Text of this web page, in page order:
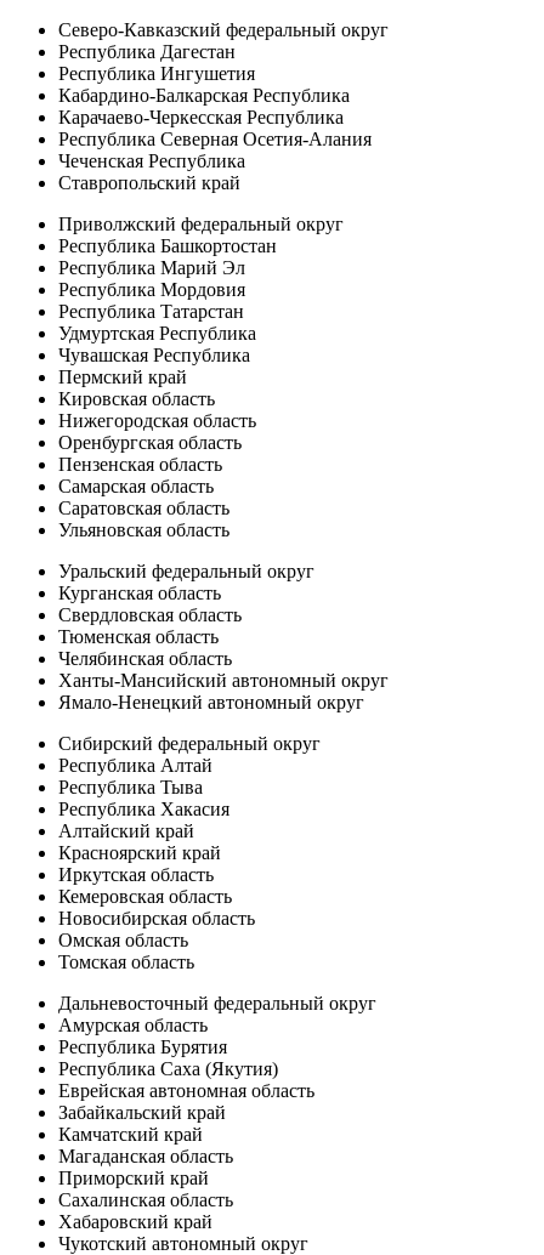
Северо-Кавказский федеральный округ
Республика Дагестан
Республика Ингушетия
Кабардино-Балкарская Республика
Карачаево-Черкесская Республика
Республика Северная Осетия-Алания
Чеченская Республика
Ставропольский край
Приволжский федеральный округ
Республика Башкортостан
Республика Марий Эл
Республика Мордовия
Республика Татарстан
Удмуртская Республика
Чувашская Республика
Пермский край
Кировская область
Нижегородская область
Оренбургская область
Пензенская область
Самарская область
Саратовская область
Ульяновская область
Уральский федеральный округ
Курганская область
Свердловская область
Тюменская область
Челябинская область
Ханты-Мансийский автономный округ
Ямало-Ненецкий автономный округ
Сибирский федеральный округ
Республика Алтай
Республика Тыва
Республика Хакасия
Алтайский край
Красноярский край
Иркутская область
Кемеровская область
Новосибирская область
Омская область
Томская область
Дальневосточный федеральный округ
Амурская область
Республика Бурятия
Республика Саха (Якутия)
Еврейская автономная область
Забайкальский край
Камчатский край
Магаданская область
Приморский край
Сахалинская область
Хабаровский край
Чукотский автономный округ